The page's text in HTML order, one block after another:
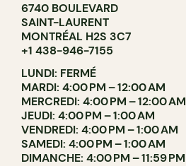
6740 BOULEVARD
SAINT-LAURENT
MONTRÉAL H2S 3C7
+1 438-946-7155
LUNDI: FERMÉ
MARDI: 4:00 PM – 12:00 AM
MERCREDI: 4:00 PM – 12:00 AM
JEUDI: 4:00 PM – 1:00 AM
VENDREDI: 4:00 PM – 1:00 AM
SAMEDI: 4:00 PM – 1:00 AM
DIMANCHE: 4:00 PM – 11:59 PM